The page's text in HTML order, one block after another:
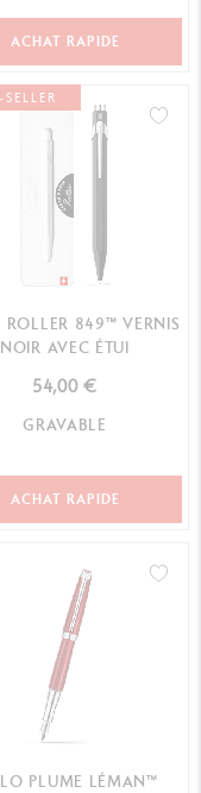
ACHAT RAPIDE
SELLER
ROLLER 849™ VERNIS
NOIR AVEC ÉTUI
54,00 €
GRAVABLE
ACHAT RAPIDE
PLUME LÉMAN™